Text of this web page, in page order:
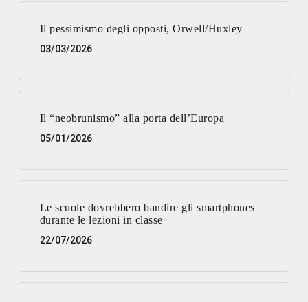
Il pessimismo degli opposti, Orwell/Huxley
03/03/2026
Il “neobrunismo” alla porta dell’Europa
05/01/2026
Le scuole dovrebbero bandire gli smartphones
durante le lezioni in classe
22/07/2026